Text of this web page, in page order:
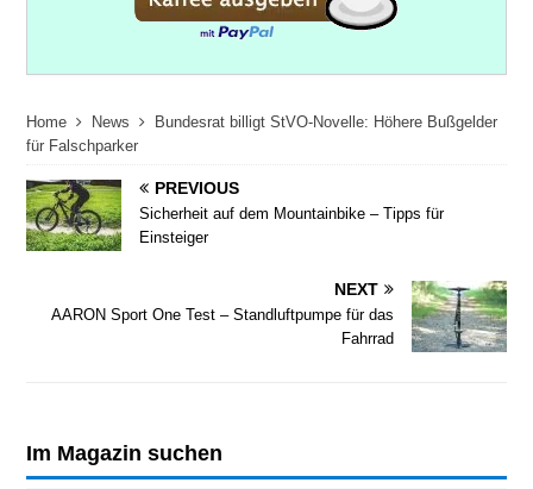
Home News
Bundesrat billigt StVO-Novelle: Höhere Bußgelder
für Falschparker
PREVIOUS
Sicherheit auf dem Mountainbike – Tipps für
Einsteiger
NEXT
AARON Sport One Test – Standluftpumpe für das
Fahrrad
Im Magazin suchen